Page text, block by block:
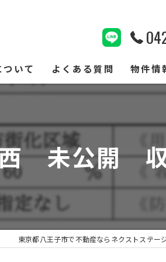
いて よくある質問 物件情
西 未公開
東京都八王子市で不動産ならネクストステー